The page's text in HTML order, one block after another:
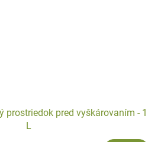
prostriedok pred vyškárovaním - 1
L